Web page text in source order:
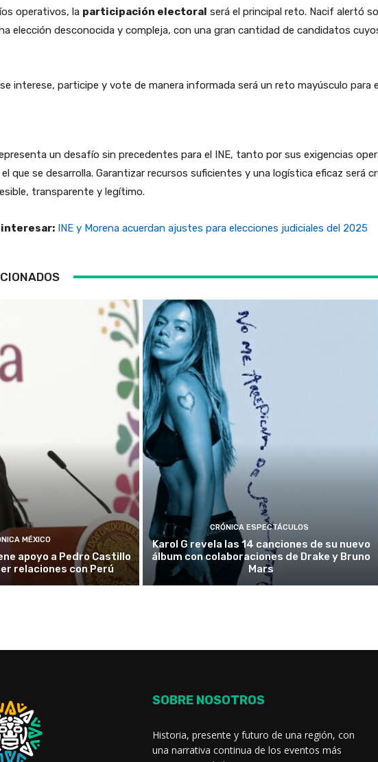
operativos, la participación electoral será el principal reto. Nacif alertó
elección desconocida y compleja, con una gran cantidad de candidatos
interese, participe y vote de manera informada será un reto mayúsculo para
un desafío sin precedentes para el INE, tanto por sus exigencias
que se desarrolla. Garantizar recursos suficientes y una logística eficaz será
transparente y legítimo.
interesar: INE y Morena acuerdan ajustes para elecciones judiciales del 2025
MÉXICO
apoyo a Pedro Castillo
relaciones con Perú
CRÓNICA ESPECTÁCULOS
Karol G revela las 14 canciones de su nuevo
álbum con colaboraciones de Drake y Bruno
Mars
SOBRE NOSOTROS
Historia, presente y futuro de una región, con
una narrativa continua de los eventos más